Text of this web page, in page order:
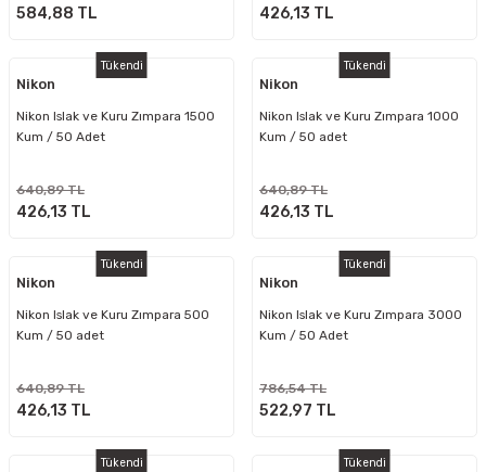
584,88 TL 426,13 TL
Tükendi
Nikon
Nikon Islak ve Kuru Zımpara 1500
Kum / 50 Adet
640,89 TL
426,13 TL
Tükendi
Nikon
Nikon Islak ve Kuru Zımpara 1000
Kum / 50 adet
640,89 TL
426,13 TL
Tükendi
Nikon
Nikon Islak ve Kuru Zımpara 500
Kum / 50 adet
640,89 TL
426,13 TL
Tükendi
Nikon
Nikon Islak ve Kuru Zımpara 3000
Kum / 50 Adet
786,54 TL
522,97 TL
Tükendi Tükendi